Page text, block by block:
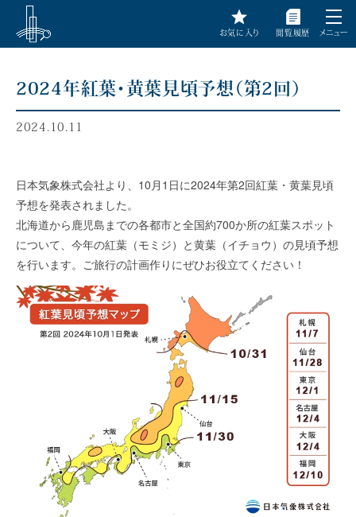
お気に入り 閲覧履歴 メニュー
2024年紅葉・黄葉見頃予想（第2回）
2024.10.11
日本気象株式会社より、10月1日に2024年第2回紅葉・黄葉見頃
予想を発表されました。
北海道から鹿児島までの各都市と全国約700か所の紅葉スポット
について、今年の紅葉（モミジ）と黄葉（イチョウ）の見頃予想
を行います。ご旅行の計画作りにぜひお役立てください！